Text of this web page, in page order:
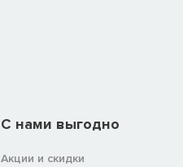
C нами выгодно
Акции и скидки